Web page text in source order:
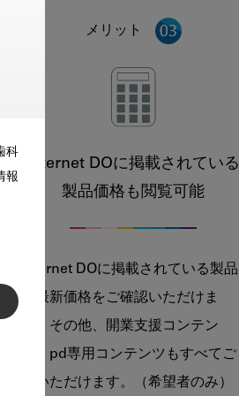
科
報
メリット
Internet DOに掲載されている
製品価格も閲覧可能
Internet DOに掲載されている製品
の最新価格をご確認いただけま
す。その他、開業支援コンテン
ツ、pd専用コンテンツもすべてご
覧いただけます。（希望者のみ）